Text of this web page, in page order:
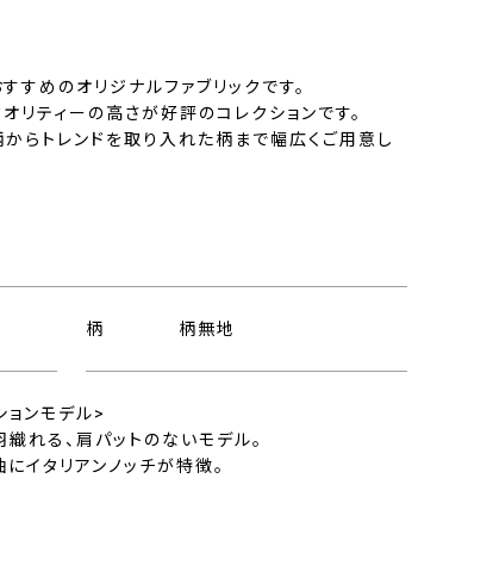
すめのオリジナルファブリックです。
リティーの高さが好評のコレクションです。
らトレンドを取り入れた柄まで幅広くご用意し
柄 柄無地
ョンモデル>
織れる、肩パットのないモデル。
イタリアンノッチが特徴。